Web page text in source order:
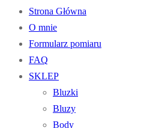
Strona Główna
O mnie
Formularz pomiaru
FAQ
SKLEP
Bluzki
Bluzy
Body